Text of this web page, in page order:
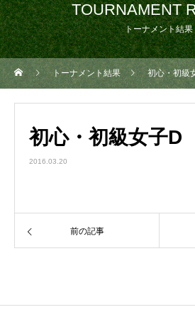
TOURNAMENT
トーナメント結果
トーナメント結果 初心・初級
初心・初級女子D
2016.03.20
前の記事